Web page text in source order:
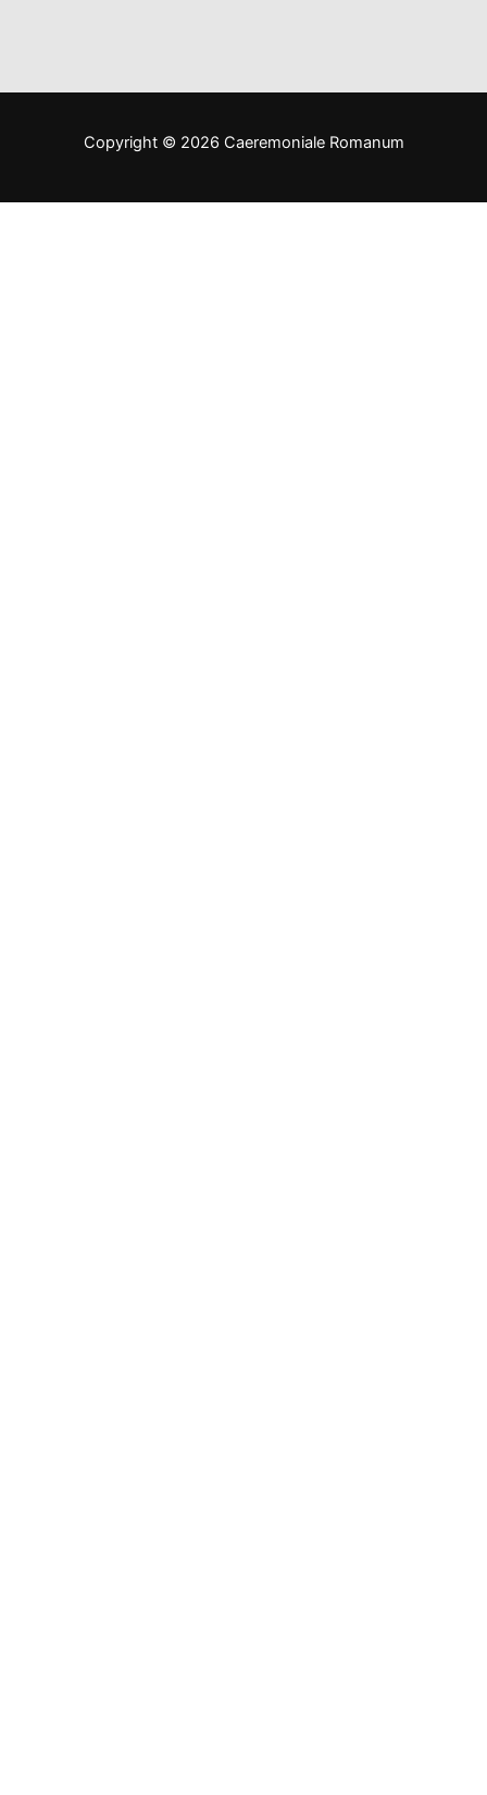
Copyright © 2026 Caeremoniale Romanum